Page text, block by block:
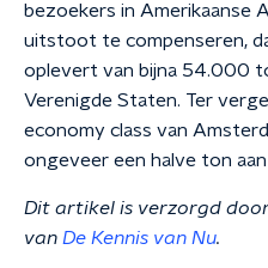
bezoekers in Amerikaanse
uitstoot te compenseren,
oplevert van bijna 54.000
Verenigde Staten. Ter
economy class van
ongeveer een halve ton
Dit artikel is verzorgd
van De Kennis van Nu.